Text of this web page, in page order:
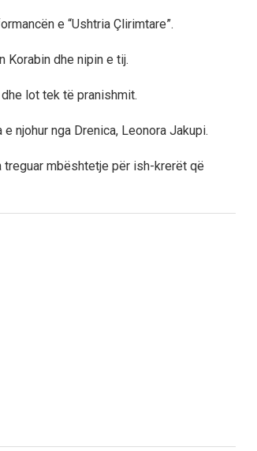
e “Ushtria Çlirimtare”.
Korabin dhe nipin e tij.
lot tek të pranishmit.
njohur nga Drenica, Leonora Jakupi.
mbështetje për ish-krerët që